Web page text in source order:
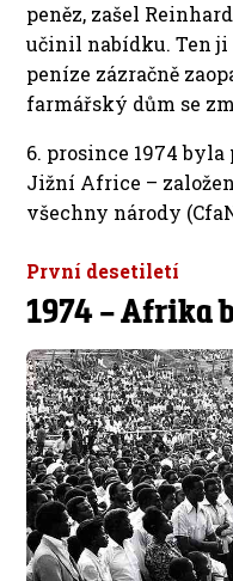
peněz, zašel
učinil nabídku. Ten
peníze zázračně
farmářský dům se
6. prosince 1974
Jižní Africe –
všechny národy
První desetiletí
1974 – Afrika